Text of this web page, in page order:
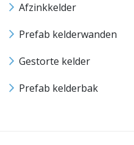
Afzinkkelder
Prefab kelderwanden
Gestorte kelder
Prefab kelderbak